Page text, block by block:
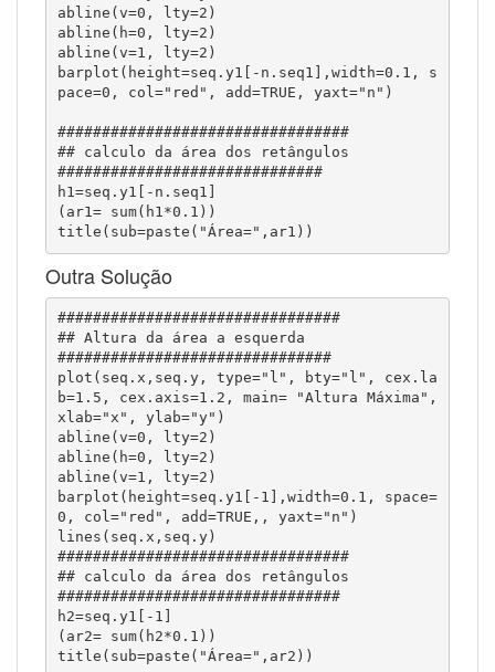
abline(v=0, lty=2)
abline(h=0, lty=2)
abline(v=1, lty=2)
barplot(height=seq.y1[-n.seq1],width=0.1, s
pace=0, col="red", add=TRUE, yaxt="n")
#################################
## calculo da área dos retângulos
##############################
h1=seq.y1[-n.seq1]
(ar1= sum(h1*0.1))
title(sub=paste("Área=",ar1))
Outra Solução
################################
## Altura da área a esquerda
###############################
plot(seq.x,seq.y, type="l", bty="l", cex.la
b=1.5, cex.axis=1.2, main= "Altura Máxima",
xlab="x", ylab="y")
abline(v=0, lty=2)
abline(h=0, lty=2)
abline(v=1, lty=2)
barplot(height=seq.y1[-1],width=0.1, space=
0, col="red", add=TRUE,, yaxt="n")
lines(seq.x,seq.y)
#################################
## calculo da área dos retângulos
################################
h2=seq.y1[-1]
(ar2= sum(h2*0.1))
title(sub=paste("Área=",ar2))